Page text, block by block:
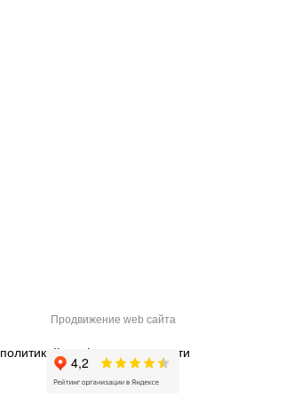
Продвижение web сайта
политикой конфиденциальности